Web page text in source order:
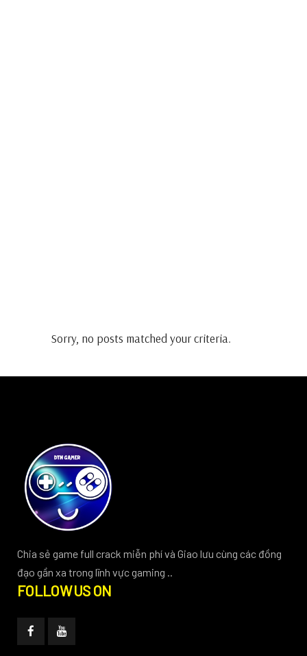
Sorry, no posts matched your criteria.
Chia sẻ game full crack miễn phí và Giao lưu cùng các đồng
đạo gần xa trong lĩnh vực gaming ..
FOLLOW US ON